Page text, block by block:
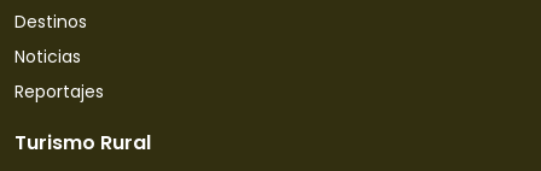
Destinos
Noticias
Reportajes
Turismo Rural